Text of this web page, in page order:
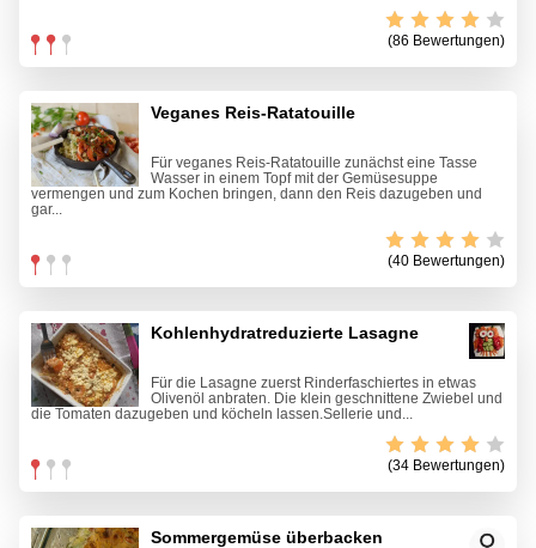
(86 Bewertungen)
Veganes Reis-Ratatouille
Für veganes Reis-Ratatouille zunächst eine Tasse
Wasser in einem Topf mit der Gemüsesuppe
vermengen und zum Kochen bringen, dann den Reis dazugeben und
gar...
(40 Bewertungen)
Kohlenhydratreduzierte Lasagne
Für die Lasagne zuerst Rinderfaschiertes in etwas
Olivenöl anbraten. Die klein geschnittene Zwiebel und
die Tomaten dazugeben und köcheln lassen.Sellerie und...
(34 Bewertungen)
Sommergemüse überbacken